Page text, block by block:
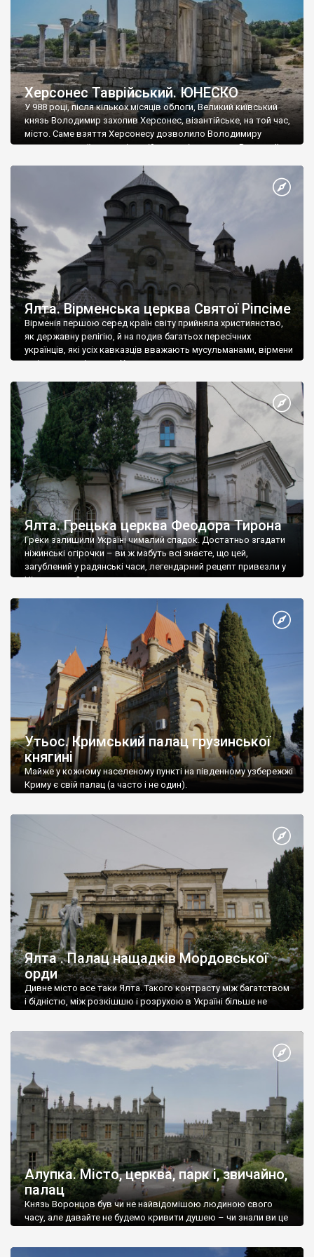
Херсонес Таврійський. ЮНЕСКО
У 988 році, після кількох місяців облоги, Великий київський
князь Володимир захопив Херсонес, візантійське, на той час,
місто. Саме взяття Херсонесу дозволило Володимиру
диктувати свої умови візантійському імператору Василю ІІ, та
Херсонесі Володимир-язичник, став Василем-християнином.
А потім було Хрещення Русі. На честь Херсонесу Таврійського
Ялта. Вірменська церква Святої Ріпсіме
Вірменія першою серед країн світу прийняла християнство,
як державну релігію, й на подив багатьох пересічних
українців, які усіх кавказців вважають мусульманами, вірмени
є відданими вірянами Христа
Ялта. Грецька церква Феодора Тирона
Греки залишили Україні чималий спадок. Достатньо згадати
ніжинські огірочки – ви ж мабуть всі знаєте, що цей,
загублений у радянські часи, легендарний рецепт привезли у
Ніжин греки?
Утьос. Кримський палац грузинської
княгині
Майже у кожному населеному пункті на південному узбережжі
Криму є свій палац (а часто і не один).
Ялта . Палац нащадків Мордовської
орди
Дивне місто все таки Ялта. Такого контрасту між багатством
і бідністю, між розкішшю і розрухою в Україні більше не
Алупка. Місто, церква, парк і, звичайно,
палац
Князь Воронцов був чи не найвідомішою людиною свого
часу, але давайте не будемо кривити душею – чи знали ви це